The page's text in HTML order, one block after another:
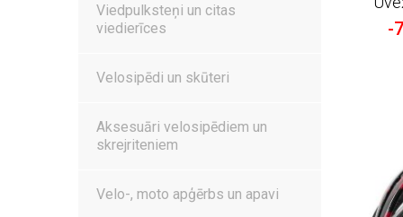
Viedpulksteņi un citas
viedierīces
Velosipēdi un skūteri
Aksesuāri velosipēdiem un
skrejriteniem
Velo-, moto apģērbs un apavi
-